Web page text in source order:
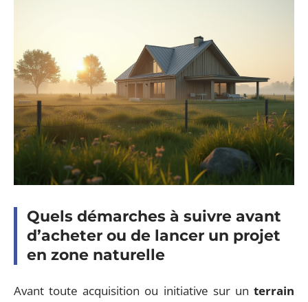
Quels démarches à suivre avant
d’acheter ou de lancer un projet
en zone naturelle
Avant toute acquisition ou initiative sur un terrain